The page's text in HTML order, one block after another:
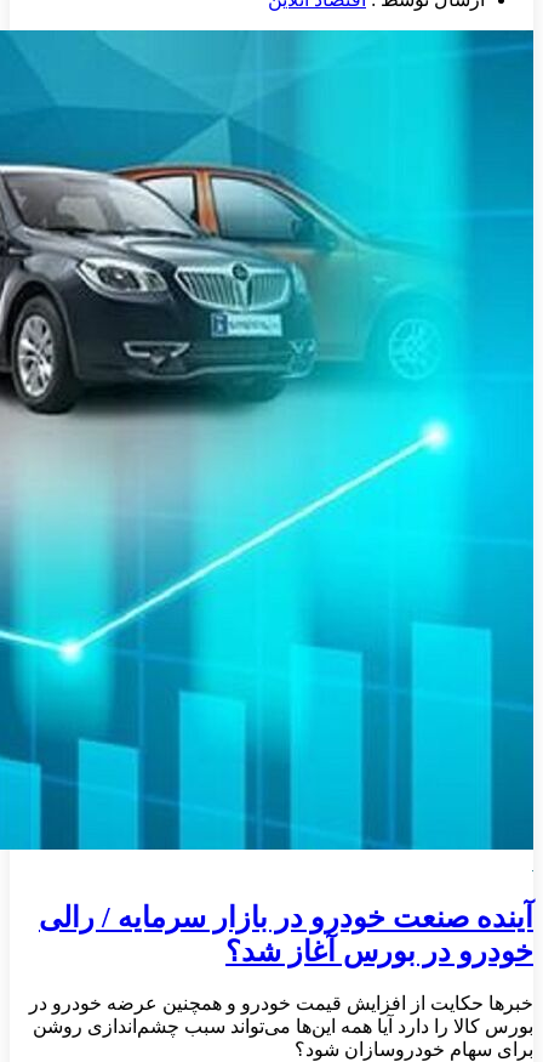
آینده صنعت خودرو در بازار سرمایه / رالی
خودرو در بورس آغاز شد؟
خبرها حکایت از افزایش قیمت خودرو و همچنین عرضه خودرو در
بورس کالا را دارد آیا همه این‌‌ها می‌تواند سبب چشم‌اندازی روشن
برای سهام خودروسازان شود؟